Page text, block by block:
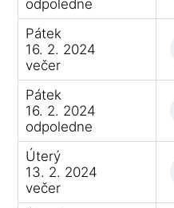
odpoledne
Pátek
16. 2. 2024
večer
Pátek
16. 2. 2024
odpoledne
Úterý
13. 2. 2024
večer